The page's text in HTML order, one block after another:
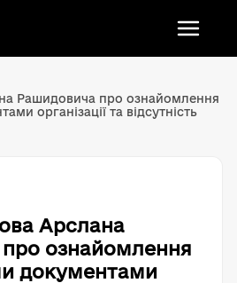
Qırımtatar tili
Рашидовича про ознайомлення
організації та відсутність
Арслана
ознайомлення
документами